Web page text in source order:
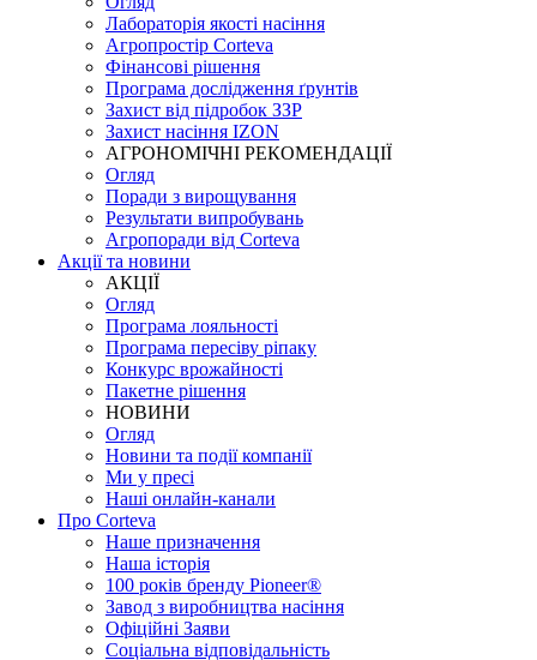
Лабораторія якості насіння
Агропростір Corteva
Фінансові рішення
Програма дослідження ґрунтів
Захист від підробок ЗЗР
Захист насіння IZON
АГРОНОМІЧНІ РЕКОМЕНДАЦІЇ
Огляд
Поради з вирощування
Результати випробувань
Агропоради від Corteva
Акції та новини
АКЦІЇ
Огляд
Програма лояльності
Програма пересіву ріпаку
Конкурс врожайності
Пакетне рішення
НОВИНИ
Огляд
Новини та події компанії
Ми у пресі
Наші онлайн-канали
Про Corteva
Наше призначення
Наша історія
100 років бренду Pioneer®
Завод з виробництва насіння
Офіційні Заяви
Соціальна відповідальність